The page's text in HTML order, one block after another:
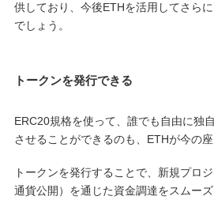
供しており、今後ETHを活用してさら
でしょう。
トークンを発行できる
ERC20規格を使って、誰でも自由に独
させることができるのも、ETHが今の
トークンを発行することで、新規プロ
通貨公開）を通じた資金調達をスムーズ